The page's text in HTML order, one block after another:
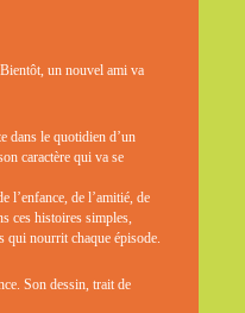
un nouvel ami va
dans le quotidien d’un
caractère qui va se
l’enfance, de l’amitié, de
ces histoires simples,
qui nourrit chaque épisode.
Son dessin, trait de